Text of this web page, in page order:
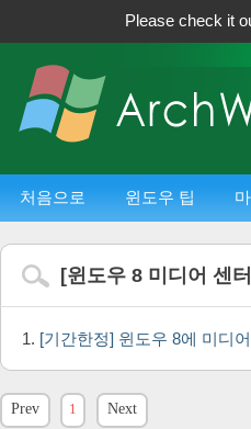
Please check it
처음으로 윈도우 팁
[윈도우 8 미디어 센
[기간한정] 윈도우 8에 미디
Prev 1 Next